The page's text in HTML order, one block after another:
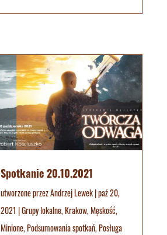
Spotkanie 20.10.2021
utworzone przezAndrzej Lewek|paź 20,
2021 |Grupy lokalne,Krakow,Męskość,
Minione,Podsumowania spotkań,Posługa